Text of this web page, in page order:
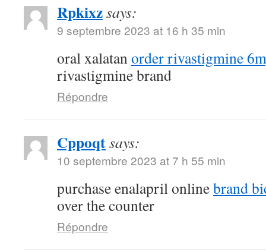
Rpkixzsays:
9 septembre 2023 at 16 h 35 min
oral xalatanorder rivastigmine
rivastigmine brand
Répondre
Cppoqtsays:
10 septembre 2023 at 7 h 55 min
purchase enalapril onlinebrand
over the counter
Répondre